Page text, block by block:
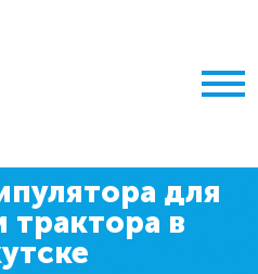
для
трактора в